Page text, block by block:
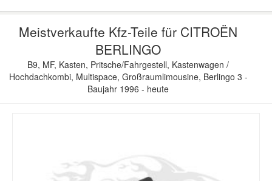
Meistverkaufte Kfz-Teile für CITROËN
BERLINGO
B9, MF, Kasten, Pritsche/Fahrgestell, Kastenwagen /
Hochdachkombi, Multispace, Großraumlimousine, Berlingo 3 -
Baujahr 1996 - heute